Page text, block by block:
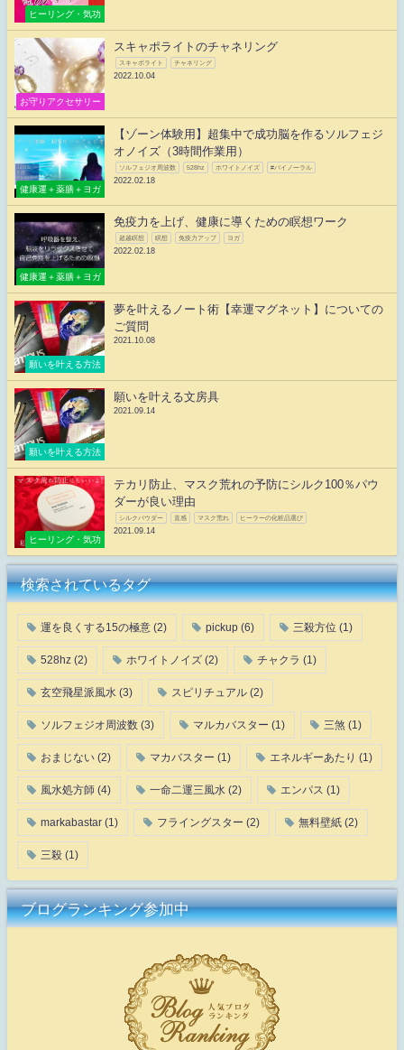
ヒーリング・気功
お守りアクセサリー
スキャポライトのチャネリング
スキャポライト チャネリング
2022.10.04
健康運＋薬膳＋ヨガ
【ゾーン体験用】超集中で成功脳を作るソルフェジ
オノイズ（3時間作業用）
ソルフェジオ周波数 528hz ホワイトノイズ #バイノーラル
2022.02.18
健康運＋薬膳＋ヨガ
免疫力を上げ、健康に導くための瞑想ワーク
超越瞑想 瞑想 免疫力アップ ヨガ
2022.02.18
願いを叶える方法
夢を叶えるノート術【幸運マグネット】についての
ご質問
2021.10.08
願いを叶える方法
願いを叶える文房具
2021.09.14
ヒーリング・気功
テカリ防止、マスク荒れの予防にシルク100％パウ
ダーが良い理由
シルクパウダー 直感 マスク荒れ ヒーラーの化粧品選び
2021.09.14
検索されているタグ
運を良くする15の極意 (2) pickup (6) 三殺方位 (1)
528hz (2) ホワイトノイズ (2) チャクラ (1)
玄空飛星派風水 (3) スピリチュアル (2)
ソルフェジオ周波数 (3) マルカバスター (1) 三煞 (1)
おまじない (2) マカバスター (1) エネルギーあたり (1)
風水処方師 (4) 一命二運三風水 (2) エンパス (1)
markabastar (1) フライングスター (2) 無料壁紙 (2)
三殺 (1)
ブログランキング参加中